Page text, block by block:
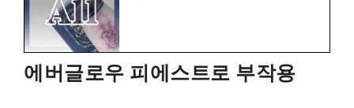
에버글로우 피에스트로 부작용